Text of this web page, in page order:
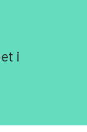
i